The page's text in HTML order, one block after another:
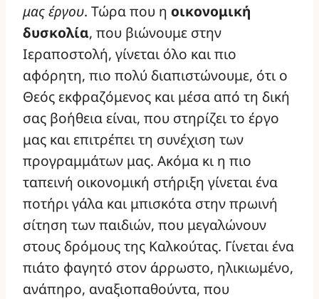
μας έργου. Τώρα που η οικονομική
δυσκολία, που βιώνουμε στην
Ιεραποστολή, γίνεται όλο και πιο
αφόρητη, πιο πολύ διαπιστώνουμε, ότι ο
Θεός εκφραζόμενος και μέσα από τη δική
σας βοήθεια είναι, που στηρίζει το έργο
μας και επιτρέπει τη συνέχιση των
προγραμμάτων μας. Ακόμα κι η πιο
ταπεινή οικονομική στήριξη γίνεται ένα
ποτήρι γάλα και μπισκότα στην πρωινή
σίτηση των παιδιών, που μεγαλώνουν
στους δρόμους της Καλκούτας. Γίνεται ένα
πιάτο φαγητό στον άρρωστο, ηλικιωμένο,
ανάπηρο, αναξιοπαθούντα, που